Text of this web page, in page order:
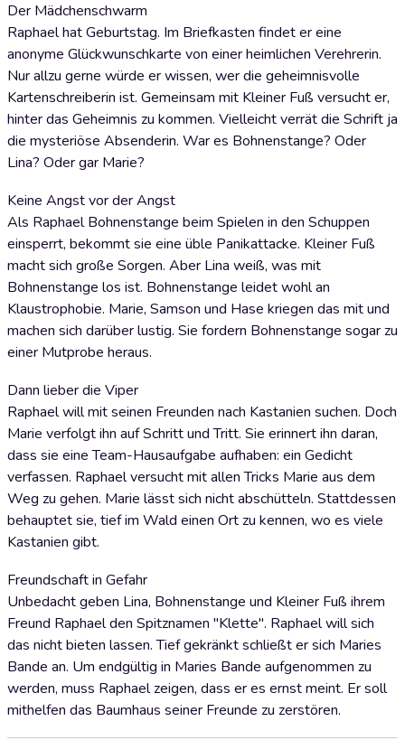
Der Mädchenschwarm
Raphael hat Geburtstag. Im Briefkasten findet er eine
anonyme Glückwunschkarte von einer heimlichen Verehrerin.
Nur allzu gerne würde er wissen, wer die geheimnisvolle
Kartenschreiberin ist. Gemeinsam mit Kleiner Fuß versucht er,
hinter das Geheimnis zu kommen. Vielleicht verrät die Schrift ja
die mysteriöse Absenderin. War es Bohnenstange? Oder
Lina? Oder gar Marie?
Keine Angst vor der Angst
Als Raphael Bohnenstange beim Spielen in den Schuppen
einsperrt, bekommt sie eine üble Panikattacke. Kleiner Fuß
macht sich große Sorgen. Aber Lina weiß, was mit
Bohnenstange los ist. Bohnenstange leidet wohl an
Klaustrophobie. Marie, Samson und Hase kriegen das mit und
machen sich darüber lustig. Sie fordern Bohnenstange sogar zu
einer Mutprobe heraus.
Dann lieber die Viper
Raphael will mit seinen Freunden nach Kastanien suchen. Doch
Marie verfolgt ihn auf Schritt und Tritt. Sie erinnert ihn daran,
dass sie eine Team-Hausaufgabe aufhaben: ein Gedicht
verfassen. Raphael versucht mit allen Tricks Marie aus dem
Weg zu gehen. Marie lässt sich nicht abschütteln. Stattdessen
behauptet sie, tief im Wald einen Ort zu kennen, wo es viele
Kastanien gibt.
Freundschaft in Gefahr
Unbedacht geben Lina, Bohnenstange und Kleiner Fuß ihrem
Freund Raphael den Spitznamen "Klette". Raphael will sich
das nicht bieten lassen. Tief gekränkt schließt er sich Maries
Bande an. Um endgültig in Maries Bande aufgenommen zu
werden, muss Raphael zeigen, dass er es ernst meint. Er soll
mithelfen das Baumhaus seiner Freunde zu zerstören.